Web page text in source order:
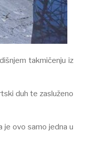
takmičenju iz
duh te zasluženo
je ovo samo jedna u